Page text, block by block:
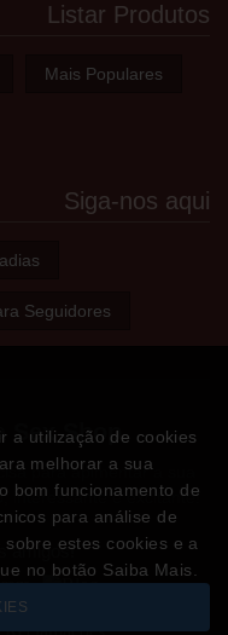
Listar Produtos
Mais Populares
Siga-nos aqui
Seguidores
Sex Shop
para apimentar a sua
interessante e excitante!
amigos!
a utilização de cookies
melhorar a sua
bom funcionamento de
para análise de
estes cookies e a
no botão Saiba Mais.